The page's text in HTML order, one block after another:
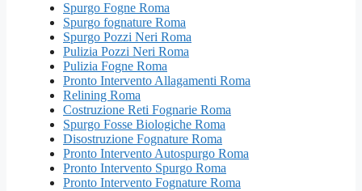
Spurgo Fogne Roma
Spurgo fognature Roma
Spurgo Pozzi Neri Roma
Pulizia Pozzi Neri Roma
Pulizia Fogne Roma
Pronto Intervento Allagamenti Roma
Relining Roma
Costruzione Reti Fognarie Roma
Spurgo Fosse Biologiche Roma
Disostruzione Fognature Roma
Pronto Intervento Autospurgo Roma
Pronto Intervento Spurgo Roma
Pronto Intervento Fognature Roma